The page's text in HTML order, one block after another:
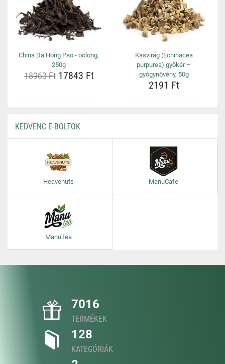
China Da Hong Pao - oolong,
250g
18963 Ft17843 Ft
Kasvirág (Echinacea
purpurea) gyökér –
gyógynövény, 50g
2191 Ft
KEDVENC E-BOLTOK
Heavenuts ManuCafe
ManuTea
7016
TERMÉKEK
128
KATEGÓRIÁK